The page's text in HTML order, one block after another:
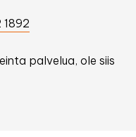
palvelua, ole siis